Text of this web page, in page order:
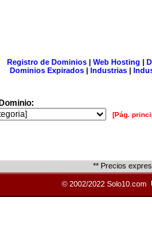
Registro de Dominios| Web Hosting |
Dominios Expirados | Industrias |
[Pág.
** Precios
© 2002/2022 Solo10.com